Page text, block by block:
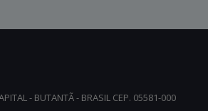
- BUTANTÃ - BRASIL CEP. 05581-000